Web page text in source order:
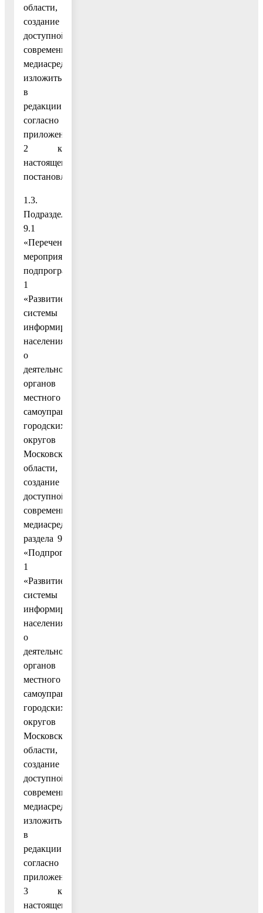
области,
создание
доступной
современной
медиасреды»
изложить
в
редакции
согласно
приложению
2 к
настоящему
постановлению;
1.3.
Подраздел
9.1
«Перечень
мероприятий
подпрограммы
1
«Развитие
системы
информирования
населения
о
деятельности
органов
местного
самоуправления
городских
округов
Московской
области,
создание
доступной
современной
медиасреды»
раздела 9
«Подпрограмма
1
«Развитие
системы
информирования
населения
о
деятельности
органов
местного
самоуправления
городских
округов
Московской
области,
создание
доступной
современной
медиасреды»
изложить
в
редакции
согласно
приложению
3 к
настоящему